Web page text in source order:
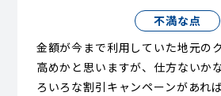
不満な点
金額が今まで利用していた地元の
高めかと思いますが、仕方ないか
ろいろな割引キャンペーンがあれ